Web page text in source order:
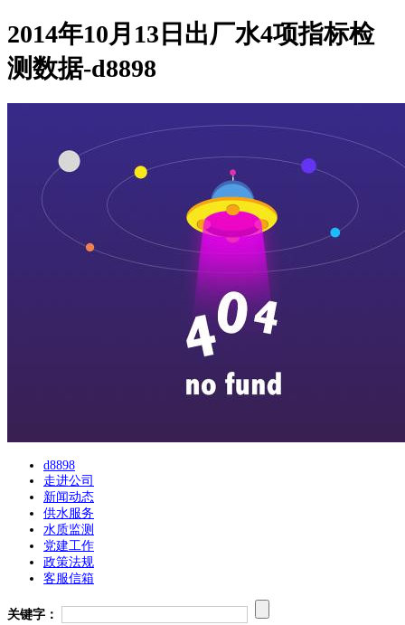
2014年10月13日出厂水4项指标检
测数据-d8898
d8898
走进公司
新闻动态
供水服务
水质监测
党建工作
政策法规
客服信箱
关键字：